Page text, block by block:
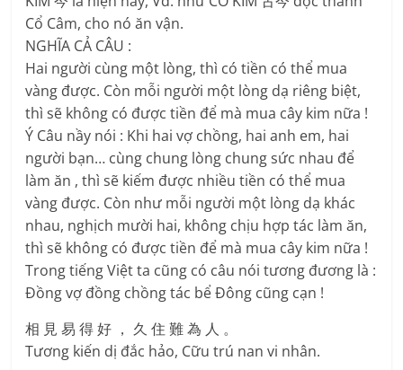
Cổ Câm, cho nó ăn vận.
NGHĨA CẢ CÂU :
Hai người cùng một lòng, thì có tiền có thể mua
vàng được. Còn mỗi người một lòng dạ riêng biệt,
thì sẽ không có được tiền để mà mua cây kim nữa !
Ý Câu nầy nói : Khi hai vợ chồng, hai anh em, hai
người bạn… cùng chung lòng chung sức nhau để
làm ăn , thì sẽ kiếm được nhiều tiền có thể mua
vàng được. Còn như mỗi người một lòng dạ khác
nhau, nghịch mười hai, không chịu hợp tác làm ăn,
thì sẽ không có được tiền để mà mua cây kim nữa !
Trong tiếng Việt ta cũng có câu nói tương đương là :
Đồng vợ đồng chồng tác bể Đông cũng cạn !
相 見 易 得 好 ， 久 住 難 為 人 。
Tương kiến dị đắc hảo, Cữu trú nan vi nhân.